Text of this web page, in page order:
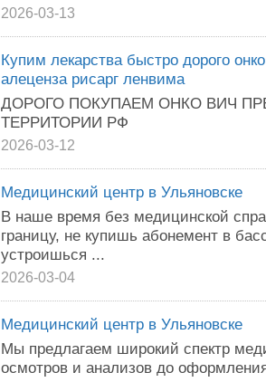
2026-03-13
Купим лекарства быстро дорого
алеценза рисарг ленвима
ДОРОГО ПОКУПАЕМ ОНКО ВИЧ
ТЕРРИТОРИИ РФ
2026-03-12
Медицинский центр в Ульяновске
В наше время без медицинской
границу, не купишь абонемент в
устроишься ...
2026-03-04
Медицинский центр в Ульяновске
Мы предлагаем широкий спектр
осмотров и анализов до